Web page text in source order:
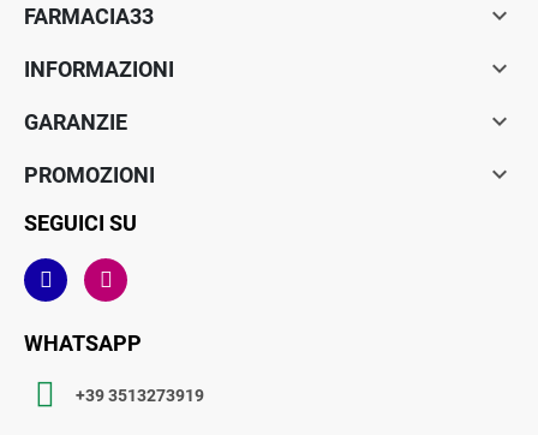
FARMACIA33 
INFORMAZIONI 
GARANZIE 
PROMOZIONI 
SEGUICI SU
WHATSAPP
+39 3513273919